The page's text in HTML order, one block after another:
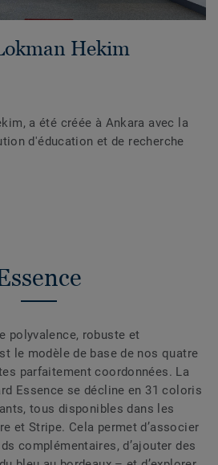
Hekim
a été créée à Ankara avec la
d'éducation et de recherche
polyvalence, robuste et
le modèle de base de nos quatre
parfaitement coordonnées. La
Essence se décline en 31 coloris
tous disponibles dans les
et Stripe. Cela permet d’associer
complémentaires, d’ajouter des